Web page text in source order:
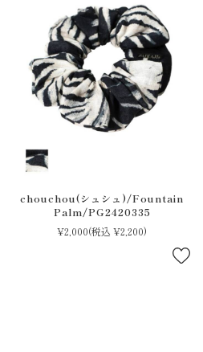
chouchou(シュシュ)/Fountain
Palm/PG2420335
¥2,000(税込 ¥2,200)